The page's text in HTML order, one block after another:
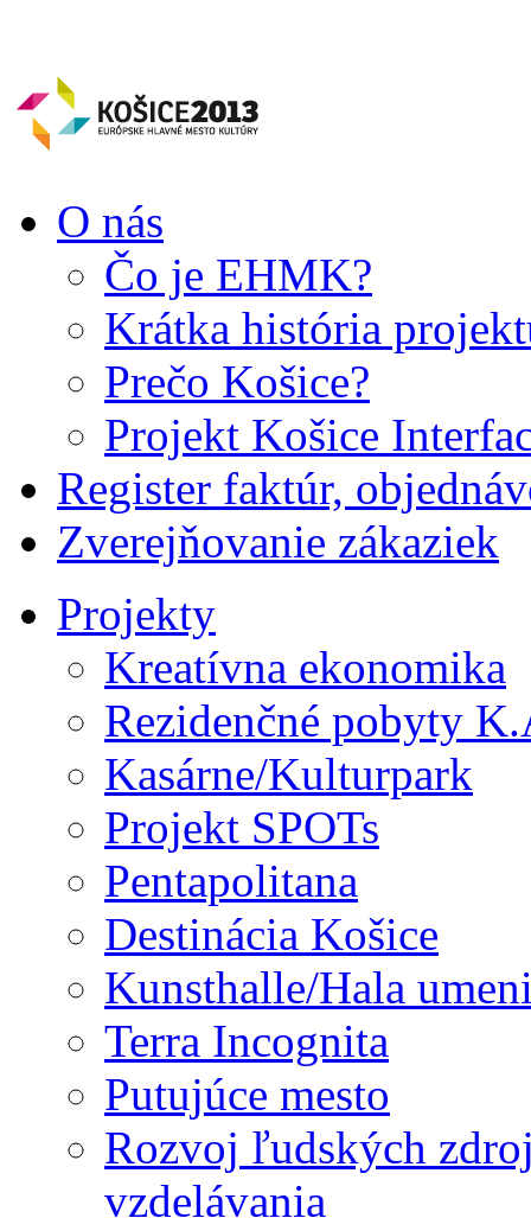
O nás
Čo je EHMK?
Krátka história
Prečo Košice?
Projekt Košice
Register faktúr,
Zverejňovanie zákaziek
Projekty
Kreatívna ekonomika
Rezidenčné pobyty
Kasárne/Kulturpark
Projekt SPOTs
Pentapolitana
Destinácia Košice
Kunsthalle/Hala
Terra Incognita
Putujúce mesto
Rozvoj ľudských
vzdelávania